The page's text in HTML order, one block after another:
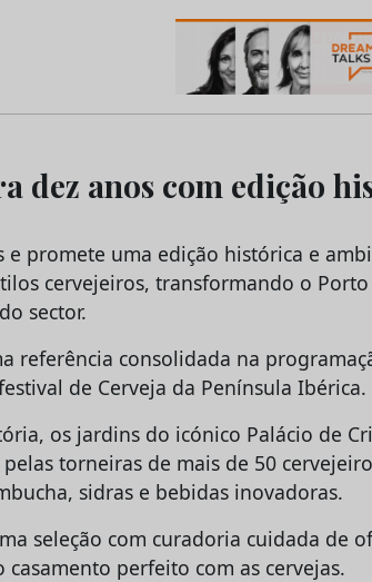
Publicidade
dez anos com edição
e promete uma edição histórica e
cervejeiros, transformando o
sector.
referência consolidada na
de Cerveja da Península Ibérica.
os jardins do icónico Palácio de
torneiras de mais de 50
sidras e bebidas inovadoras.
seleção com curadoria cuidada de
perfeito com as cervejas.